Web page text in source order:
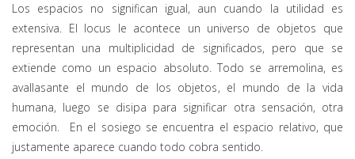
Los espacios no significan igual, aun cuando la utilidad es
extensiva. El locus le acontece un universo de objetos que
representan una multiplicidad de significados, pero que se
extiende como un espacio absoluto. Todo se arremolina, es
avallasante el mundo de los objetos, el mundo de la vida
humana, luego se disipa para significar otra sensación, otra
emoción. En el sosiego se encuentra el espacio relativo, que
justamente aparece cuando todo cobra sentido.